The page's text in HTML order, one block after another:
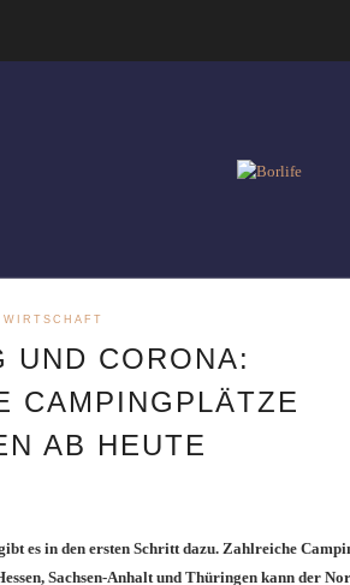
WIRTSCHAFT
UND CORONA:
CAMPINGPLÄTZE
AB HEUTE
es in den ersten Schritt dazu. Zahlreiche
Sachsen-Anhalt und Thüringen kann der